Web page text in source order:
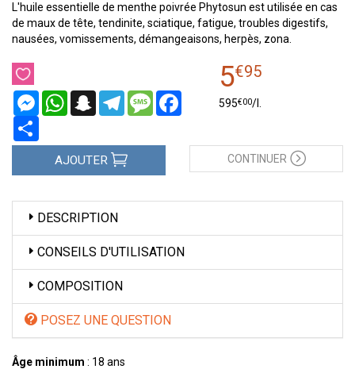
L'huile essentielle de menthe poivrée Phytosun est utilisée en cas
de maux de tête, tendinite, sciatique, fatigue, troubles digestifs,
nausées, vomissements, démangeaisons, herpès, zona.
MessengerWhatsAppSnapchatTelegramMessageFacebook
5€95
595€00/
AJOUTER CONTINUER
DESCRIPTION
CONSEILS D'UTILISATION
COMPOSITION
POSEZ UNE QUESTION
Âge minimum : 18 ans